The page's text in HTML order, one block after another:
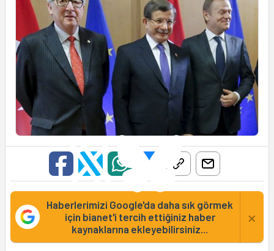
Haberlerimizi Google'da daha sık görmek
için bianet'i tercih ettiğiniz haber
kaynaklarına ekleyebilirsiniz...
×